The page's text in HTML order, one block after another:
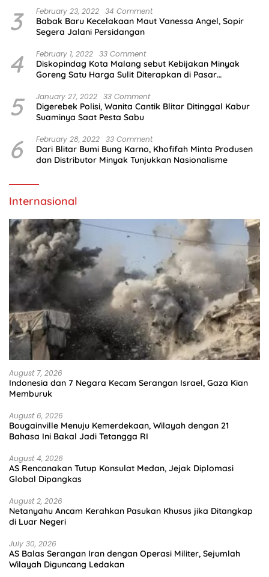
3 February 23, 2022 34 Comment
Babak Baru Kecelakaan Maut Vanessa Angel, Sopir
Segera Jalani Persidangan
4 February 1, 2022 33 Comment
Diskopindag Kota Malang sebut Kebijakan Minyak
Goreng Satu Harga Sulit Diterapkan di Pasar
5 January 27, 2022 33 Comment
Digerebek Polisi, Wanita Cantik Blitar Ditinggal Kabur
Suaminya Saat Pesta Sabu
6 February 28, 2022 33 Comment
Dari Blitar Bumi Bung Karno, Khofifah Minta Produsen
dan Distributor Minyak Tunjukkan Nasionalisme
Internasional
August 7, 2026
Indonesia dan 7 Negara Kecam Serangan Israel, Gaza Kian
Memburuk
August 6, 2026
Bougainville Menuju Kemerdekaan, Wilayah dengan 21
Bahasa Ini Bakal Jadi Tetangga RI
August 4, 2026
AS Rencanakan Tutup Konsulat Medan, Jejak Diplomasi
Global Dipangkas
August 2, 2026
Netanyahu Ancam Kerahkan Pasukan Khusus jika Ditangkap
di Luar Negeri
July 30, 2026
AS Balas Serangan Iran dengan Operasi Militer, Sejumlah
Wilayah Diguncang Ledakan